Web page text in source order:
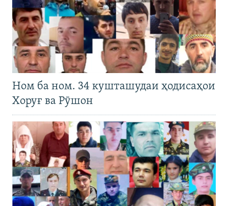
Ном ба ном. 34 кушташудаи ҳодисаҳои
Хоруғ ва Рӯшон